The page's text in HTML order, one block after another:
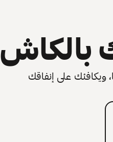
بالكاش
على إنفاقك